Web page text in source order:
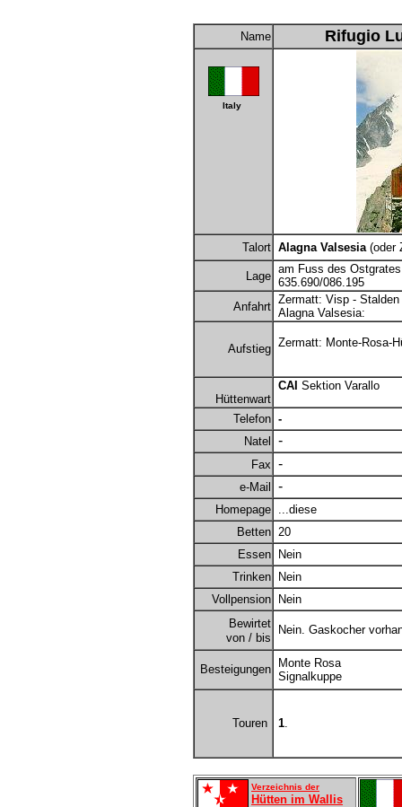
Name Rifugio
Italy
Talort Alagna Valsesia (oder
Lage
am Fuss des
635.690/086.195
Anfahrt
Zermatt: Visp -
Alagna Valsesia:
Aufstieg Zermatt: Monte-Rosa-
Hüttenwart
CAI Sektion Varallo
Telefon -
Natel
-
Fax -
e-Mail -
Homepage ...diese
Betten 20
Essen
Nein
Trinken
Nein
Vollpension
Nein
Bewirtet
von / bis
Nein. Gaskocher
Besteigungen
Monte Rosa
Signalkuppe
Touren 1.
Verzeichnis der
Hütten im Wallis